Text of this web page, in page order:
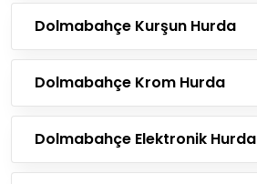
Dolmabahçe Kurşun Hurda
Dolmabahçe Krom Hurda
Dolmabahçe Elektronik Hurda